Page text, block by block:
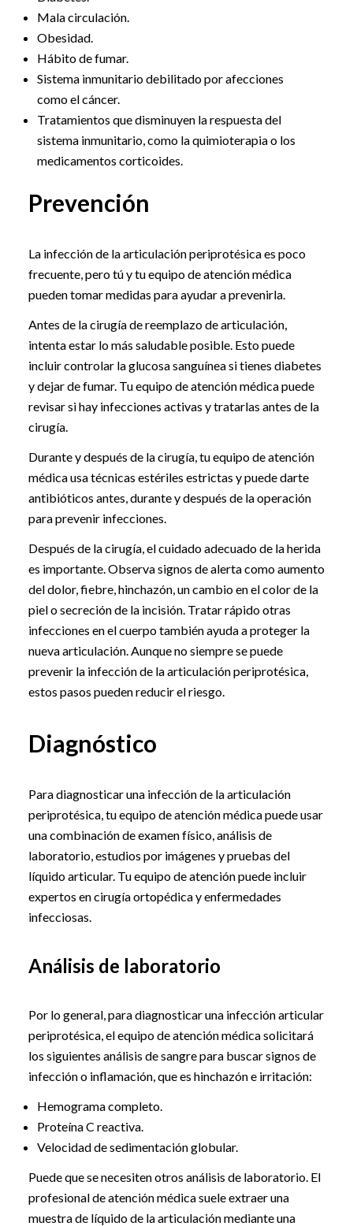
Mala circulación.
Obesidad.
Hábito de fumar.
Sistema inmunitario debilitado por afecciones
como el cáncer.
Tratamientos que disminuyen la respuesta del
sistema inmunitario, como la quimioterapia o los
medicamentos corticoides.
Prevención
La infección de la articulación periprotésica es poco
frecuente, pero tú y tu equipo de atención médica
pueden tomar medidas para ayudar a prevenirla.
Antes de la cirugía de reemplazo de articulación,
intenta estar lo más saludable posible. Esto puede
incluir controlar la glucosa sanguínea si tienes diabetes
y dejar de fumar. Tu equipo de atención médica puede
revisar si hay infecciones activas y tratarlas antes de la
cirugía.
Durante y después de la cirugía, tu equipo de atención
médica usa técnicas estériles estrictas y puede darte
antibióticos antes, durante y después de la operación
para prevenir infecciones.
Después de la cirugía, el cuidado adecuado de la herida
es importante. Observa signos de alerta como aumento
del dolor, fiebre, hinchazón, un cambio en el color de la
piel o secreción de la incisión. Tratar rápido otras
infecciones en el cuerpo también ayuda a proteger la
nueva articulación. Aunque no siempre se puede
prevenir la infección de la articulación periprotésica,
estos pasos pueden reducir el riesgo.
Diagnóstico
Para diagnosticar una infección de la articulación
periprotésica, tu equipo de atención médica puede usar
una combinación de examen físico, análisis de
laboratorio, estudios por imágenes y pruebas del
líquido articular. Tu equipo de atención puede incluir
expertos en cirugía ortopédica y enfermedades
infecciosas.
Análisis de laboratorio
Por lo general, para diagnosticar una infección articular
periprotésica, el equipo de atención médica solicitará
los siguientes análisis de sangre para buscar signos de
infección o inflamación, que es hinchazón e irritación:
Hemograma completo.
Proteína C reactiva.
Velocidad de sedimentación globular.
Puede que se necesiten otros análisis de laboratorio. El
profesional de atención médica suele extraer una
muestra de líquido de la articulación mediante una